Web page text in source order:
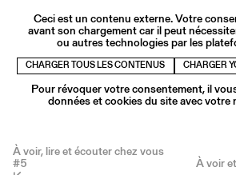
Ceci est un contenu externe. Votre
avant son chargement car il peut
ou autres technologies par les
CHARGER TOUS LES CONTENUS CHARGER
Pour révoquer votre consentement, il
données et cookies du site avec votre
À voir, lire et écouter chez vous
#5 À voir